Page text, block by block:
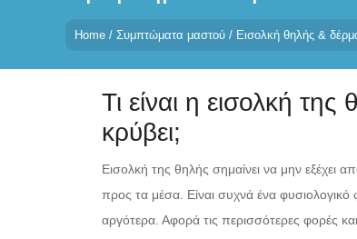
Αρτηρίες & φλέβες
Περιοχές μαστού
Home / Συμπτώματα μαστού / Εισολκή θηλής &
Τι είναι η εισολκή
κρύβει;
Εισολκή της θηλής σημαίνει να μην εξέχει
προς τα μέσα. Είναι συχνά ένα φυσιολογικό
αργότερα. Αφορά τις περισσότερες φορές